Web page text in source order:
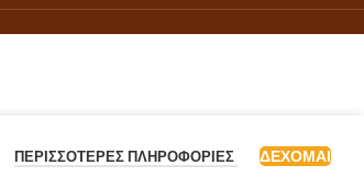
ΠΕΡΙΣΣΌΤΕΡΕΣ ΠΛΗΡΟΦΟΡΊΕΣ ΔΈΧΟΜΑΙ